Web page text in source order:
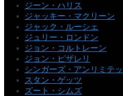
ジーン・ハリス
ジャッキー・マクリーン
ジャック・ルーシェ
ジュリー・ロンドン
ジョン・コルトレーン
ジョン・ピザレリ
シンガーズ・アンリミテ
スタン・ゲッツ
ズート・シムズ